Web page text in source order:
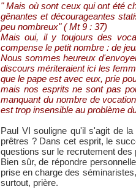
" Mais où sont ceux qui ont été
gênantes et décourageantes
peu nombreux" ( Mt 9 : 37)
Mais oui, il y toujours des
compense le petit nombre : de
Nous sommes heureux
discours mériteraient ici les
que le pape est avec eux, prie
mais nos esprits ne sont pas
manquant du nombre de
est trop insensible au problème
Paul VI souligne qu'il s'agit de
prêtres ? Dans cet esprit, le
questions sur le recrutement des
Bien sûr, de répondre
prise en charge des
surtout, prière.